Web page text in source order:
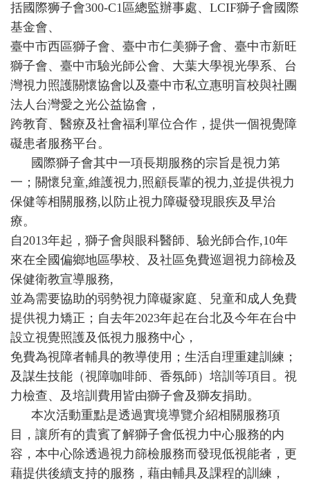
括國際狮子會300-C1區總監辦事處、LCIF獅子會國際
基金會、
臺中市西區獅子會、臺中市仁美獅子會、臺中市新旺
獅子會、臺中市驗光師公會、大葉大學視光學系、台
灣視力照護關懷協會以及臺中市私立惠明盲校與社團
法人台灣愛之光公益協會，
跨教育、醫療及社會福利單位合作，提供一個視覺障
礙患者服務平台。
國際獅子會其中一項長期服務的宗旨是視力第
一；關懷兒童,維護視力,照顧長輩的視力,並提供視力
保健等相關服務,以防止視力障礙發現眼疾及早治
療。
自2013年起，獅子會與眼科醫師、驗光師合作,10年
來在全國偏鄉地區學校、及社區免費巡迴視力篩檢及
保健衛教宣導服務,
並為需要協助的弱勢視力障礙家庭、兒童和成人免費
提供視力矯正；自去年2023年起在台北及今年在台中
設立視覺照護及低視力服務中心，
免費為視障者輔具的教導使用；生活自理重建訓練；
及謀生技能（視障咖啡師、香氛師）培訓等項目。視
力檢查、及培訓費用皆由獅子會及獅友捐助。
本次活動重點是透過實境導覽介紹相關服務項
目，讓所有的貴賓了解獅子會低視力中心服務的内
容，本中心除透過視力篩檢服務而發現低視能者，更
藉提供後續支持的服務，藉由輔具及課程的訓練，